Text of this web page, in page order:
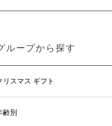
ループから探す
リスマス ギフト
齢別